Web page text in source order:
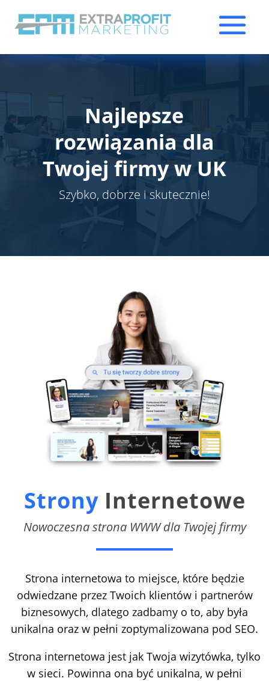
Najlepsze
rozwiązania dla
Twojej firmy w UK
Szybko, dobrze i skutecznie!
Strony Internetowe
Nowoczesna strona WWW dla Twojej firmy
Strona internetowa to miejsce, które będzie
odwiedzane przez Twoich klientów i partnerów
biznesowych, dlatego zadbamy o to, aby była
unikalna oraz w pełni zoptymalizowana pod SEO.
Strona internetowa jest jak Twoja wizytówka, tylko
w sieci. Powinna ona być unikalna, w pełni